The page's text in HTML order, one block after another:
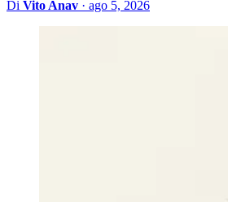
Di Vito Anav · ago 5, 2026